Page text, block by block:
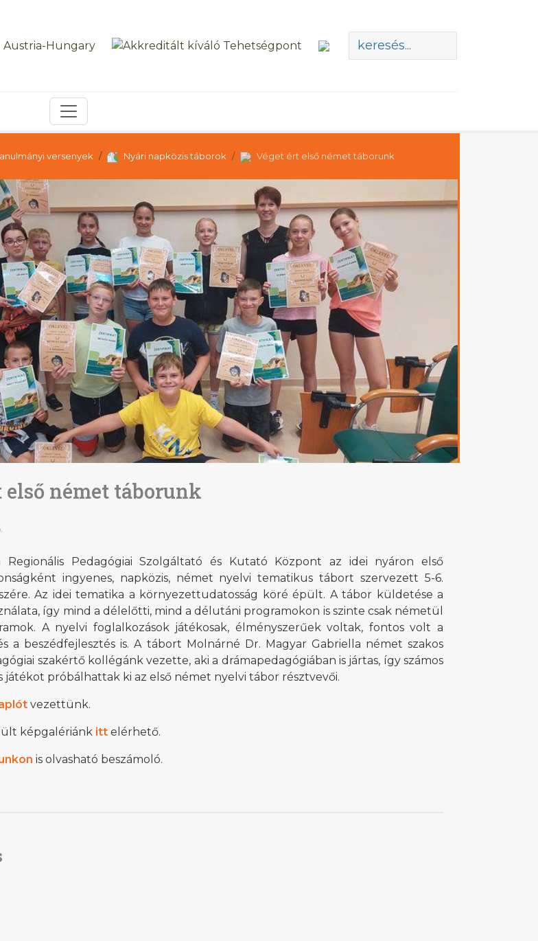
versenyek Nyári napközis táborok Véget ért első német táborunk
első német táborunk
Regionális Pedagógiai Szolgáltató és Kutató Központ az idei nyáron első
ingyenes, napközis, német nyelvi tematikus tábort szervezett 5-6.
Az idei tematika a környezettudatosság köré épült. A tábor küldetése a
így mind a délelőtti, mind a délutáni programokon is szinte csak németül
A nyelvi foglalkozások játékosak, élményszerűek voltak, fontos volt a
a beszédfejlesztés is. A tábort Molnárné Dr. Magyar Gabriella német szakos
szakértő kollégánk vezette, aki a drámapedagógiában is jártas, így számos
játékot próbálhattak ki az első német nyelvi tábor résztvevői.
vezettünk.
képgalériánk itt elérhető.
is olvasható beszámoló.